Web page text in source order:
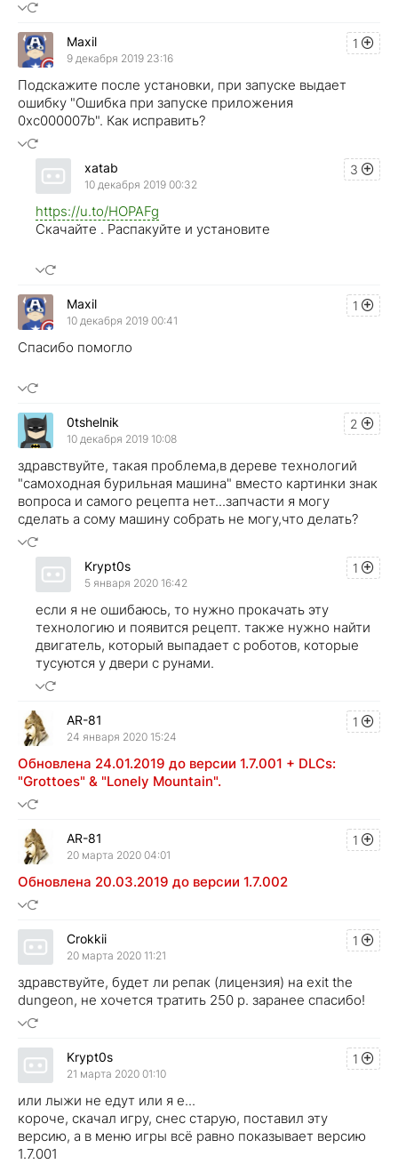
1
Maxil
9 декабря 2019 23:16
Подскажите после установки, при запуске выдает
ошибку "Ошибка при запуске приложения
0xc000007b". Как исправить?
3
xatab
10 декабря 2019 00:32
https://u.to/HOPAFg
Скачайте . Распакуйте и установите
1
Maxil
10 декабря 2019 00:41
Спасибо помогло
2
0tshelnik
10 декабря 2019 10:08
здравствуйте, такая проблема,в дереве технологий
"самоходная бурильная машина" вместо картинки знак
вопроса и самого рецепта нет...запчасти я могу
сделать а сому машину собрать не могу,что делать?
1
Krypt0s
5 января 2020 16:42
если я не ошибаюсь, то нужно прокачать эту
технологию и появится рецепт. также нужно найти
двигатель, который выпадает с роботов, которые
тусуются у двери с рунами.
1
AR-81
24 января 2020 15:24
Обновлена 24.01.2019 до версии 1.7.001 + DLCs:
"Grottoes" & "Lonely Mountain".
1
AR-81
20 марта 2020 04:01
Обновлена 20.03.2019 до версии 1.7.002
1
Crokkii
20 марта 2020 11:21
здравствуйте, будет ли репак (лицензия) на exit the
dungeon, не хочется тратить 250 р. заранее спасибо!
1
Krypt0s
21 марта 2020 01:10
или лыжи не едут или я е...
короче, скачал игру, снес старую, поставил эту
версию, а в меню игры всё равно показывает версию
1.7.001